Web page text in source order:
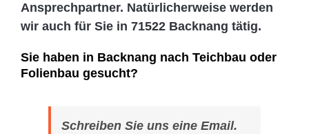
Ansprechpartner. Natürlicherweise werden
wir auch für Sie in 71522 Backnang tätig.
Sie haben in Backnang nach Teichbau oder
Folienbau gesucht?
Schreiben Sie uns eine Email.